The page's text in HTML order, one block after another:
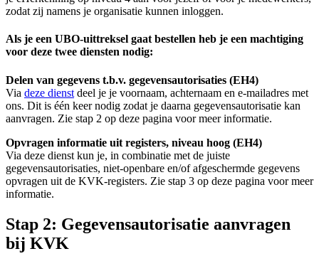
zodat zij namens je organisatie kunnen inloggen.
Als je een UBO-uittreksel gaat bestellen heb je een machtiging
voor deze twee diensten nodig:
Delen van gegevens t.b.v. gegevensautorisaties (EH4)
Via deze dienst deel je je voornaam, achternaam en e‑mailadres met
ons. Dit is één keer nodig zodat je daarna gegevensautorisatie kan
aanvragen. Zie stap 2 op deze pagina voor meer informatie.
Opvragen informatie uit registers, niveau hoog (EH4)
Via deze dienst kun je, in combinatie met de juiste
gegevensautorisaties, niet‑openbare en/of afgeschermde gegevens
opvragen uit de KVK‑registers. Zie stap 3 op deze pagina voor meer
informatie.
Stap 2: Gegevensautorisatie aanvragen
bij KVK